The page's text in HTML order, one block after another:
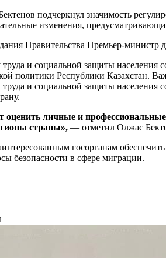
подчеркнул значимость
изменения,
Правительства Премьер-министр
и социальной защиты населения
политики Республики Казахстан.
и социальной защиты населения
оценить личные и
страны», — отметил Олжас
госорганам
безопасности в сфере миграции.